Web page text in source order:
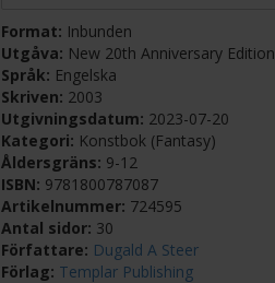
Format: Inbunden
Utgåva: New 20th Anniversary Edition
Språk: Engelska
Skriven: 2003
Utgivningsdatum: 2023-07-20
Kategori: Konstbok (Fantasy)
Åldersgräns: 9-12
ISBN: 9781800787087
Artikelnummer: 724595
Antal sidor: 30
Författare: Dugald A Steer
Förlag: Templar Publishing